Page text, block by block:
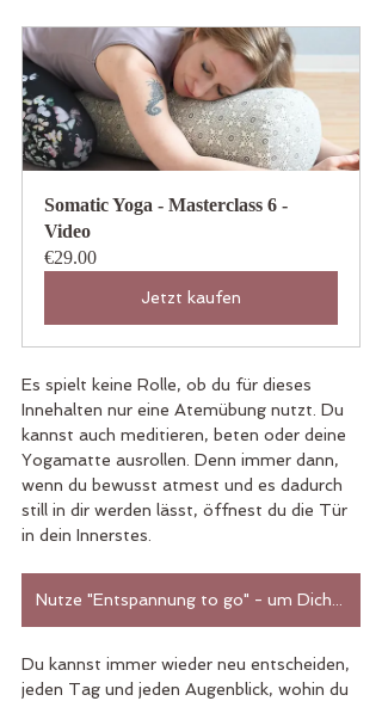
Somatic Yoga - Masterclass 6 -
Video
€29.00
Jetzt kaufen
Es spielt keine Rolle, ob du für dieses
Innehalten nur eine Atemübung nutzt. Du
kannst auch meditieren, beten oder deine
Yogamatte ausrollen. Denn immer dann,
wenn du bewusst atmest und es dadurch
still in dir werden lässt, öffnest du die Tür
in dein Innerstes.
Du kannst immer wieder neu entscheiden,
jeden Tag und jeden Augenblick, wohin du